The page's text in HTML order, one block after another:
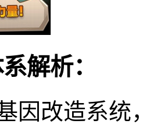
解析：
因改造系